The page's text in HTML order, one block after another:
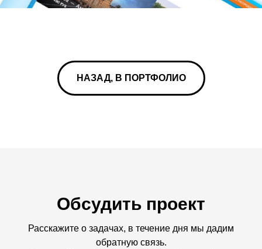
НАЗАД, В ПОРТФОЛИО
Обсудить проект
Расскажите о задачах, в течение дня мы дадим
обратную связь.